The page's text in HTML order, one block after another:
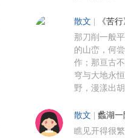
散文 《苦行
那刀削一般
的山峦，何
作；那亘古
穹与大地永
野，漫漾出
散文 蠡湖一
瞧见开得很